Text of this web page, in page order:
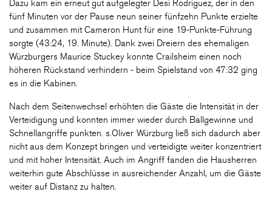
Dazu kam ein erneut gut aufgelegter Desi Rodriguez, der in den
fünf Minuten vor der Pause neun seiner fünfzehn Punkte erzielte
und zusammen mit Cameron Hunt für eine 19-Punkte-Führung
sorgte (43:24, 19. Minute). Dank zwei Dreiern des ehemaligen
Würzburgers Maurice Stuckey konnte Crailsheim einen noch
höheren Rückstand verhindern - beim Spielstand von 47:32 ging
es in die Kabinen.
Nach dem Seitenwechsel erhöhten die Gäste die Intensität in der
Verteidigung und konnten immer wieder durch Ballgewinne und
Schnellangriffe punkten. s.Oliver Würzburg ließ sich dadurch aber
nicht aus dem Konzept bringen und verteidigte weiter konzentriert
und mit hoher Intensität. Auch im Angriff fanden die Hausherren
weiterhin gute Abschlüsse in ausreichender Anzahl, um die Gäste
weiter auf Distanz zu halten.